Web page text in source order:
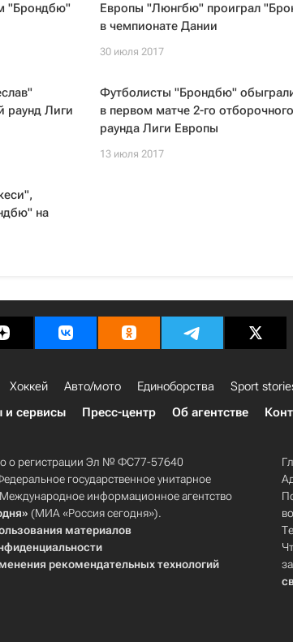
"Брондбю"
Европы "Люнгбю" проиграл
в чемпионате Дании
30 июля 2017
раунд Лиги
Футболисты "Брондбю"
в первом матче 2-го отборочного
раунда Лиги Европы
13 июля 2017
на
Хоккей Авто/мото Единоборства Sport
и сервисы Пресс-центр Об агентстве
о регистрации Эл № ФС77-57640
государственное унитарное
информационное агентство
(МИА «Россия сегодня»).
материалов
рекомендательных технологий